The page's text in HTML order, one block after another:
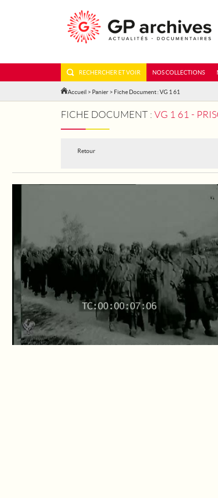
RECHERCHER ET VOIR NOS COLLECTIONS
Accueil > Panier > Fiche Document : VG 1 61
FICHE DOCUMENT : VG 1 61 -
Retour